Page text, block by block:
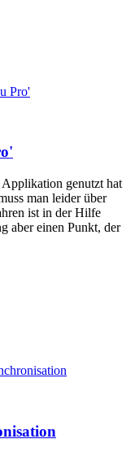
Pro'
genutzt hat
man leider über
ist in der Hilfe
aber einen Punkt, der